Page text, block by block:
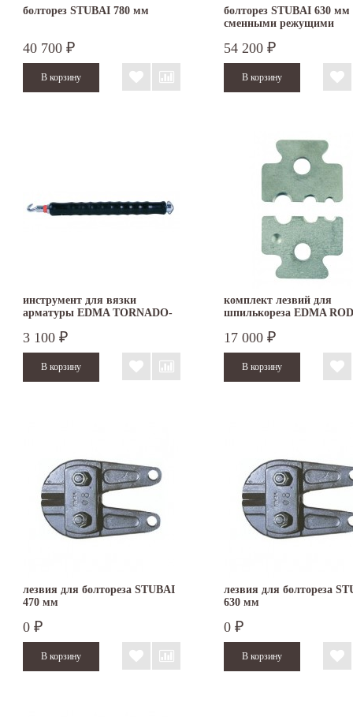
болторез STUBAI 780 мм
40 700 ₽
болторез STUBAI 630 мм
сменными режущими
54 200 ₽
инструмент для вязки
арматуры EDMA TORNADO-
3 100 ₽
комплект лезвий для
шпилькореза EDMA
17 000 ₽
лезвия для болтореза STUBAI
470 мм
0 ₽
лезвия для болтореза
630 мм
0 ₽